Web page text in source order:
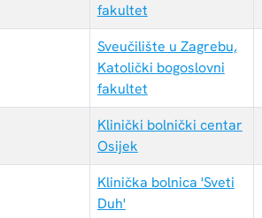
fakultet
Sveučilište u Zagrebu,
Katolički bogoslovni
fakultet
Klinički bolnički centar
Osijek
Klinička bolnica 'Sveti
Duh'